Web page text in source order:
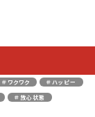
＃ワクワク
＃ハッピー
＃放心状態